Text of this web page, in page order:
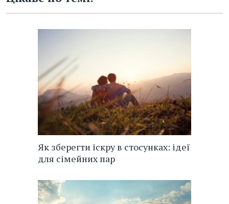
Як зберегти іскру в стосунках: ідеї
для сімейних пар